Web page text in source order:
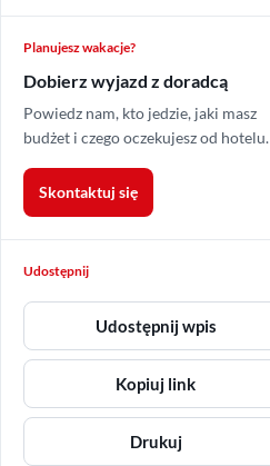
Planujesz wakacje?
Dobierz wyjazd z doradcą
Powiedz nam, kto jedzie, jaki masz
budżet i czego oczekujesz od hotelu.
Skontaktuj się
Udostępnij
Udostępnij wpis
Kopiuj link
Drukuj